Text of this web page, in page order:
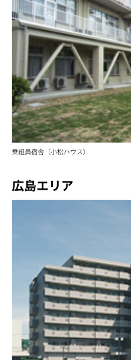
乗組員宿舎（小松ハウス）
広島エリア